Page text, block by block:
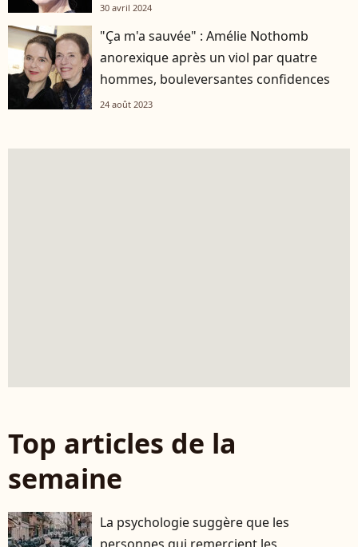
30 avril 2024
"Ça m'a sauvée" : Amélie Nothomb
anorexique après un viol par quatre
hommes, bouleversantes confidences
24 août 2023
Top articles de la
semaine
La psychologie suggère que les